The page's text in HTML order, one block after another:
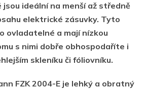
jsou ideální na menší až středně
elektrické zásuvky. Tyto
ovladatelné a mají nízkou
s nimi dobře obhospodaříte i
skleníku či fóliovníku.
FZK 2004-E je lehký a obratný